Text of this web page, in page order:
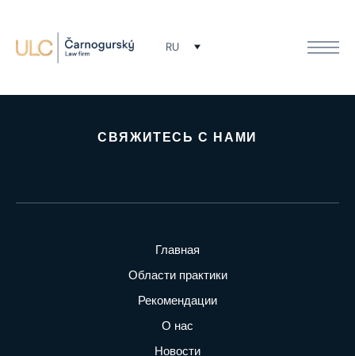
RU
Мы готовы защитить ваши права. Свяжитесь
СВЯЖИТЕСЬ С НАМИ
Главная
Области практики
Рекомендации
О нас
Новости